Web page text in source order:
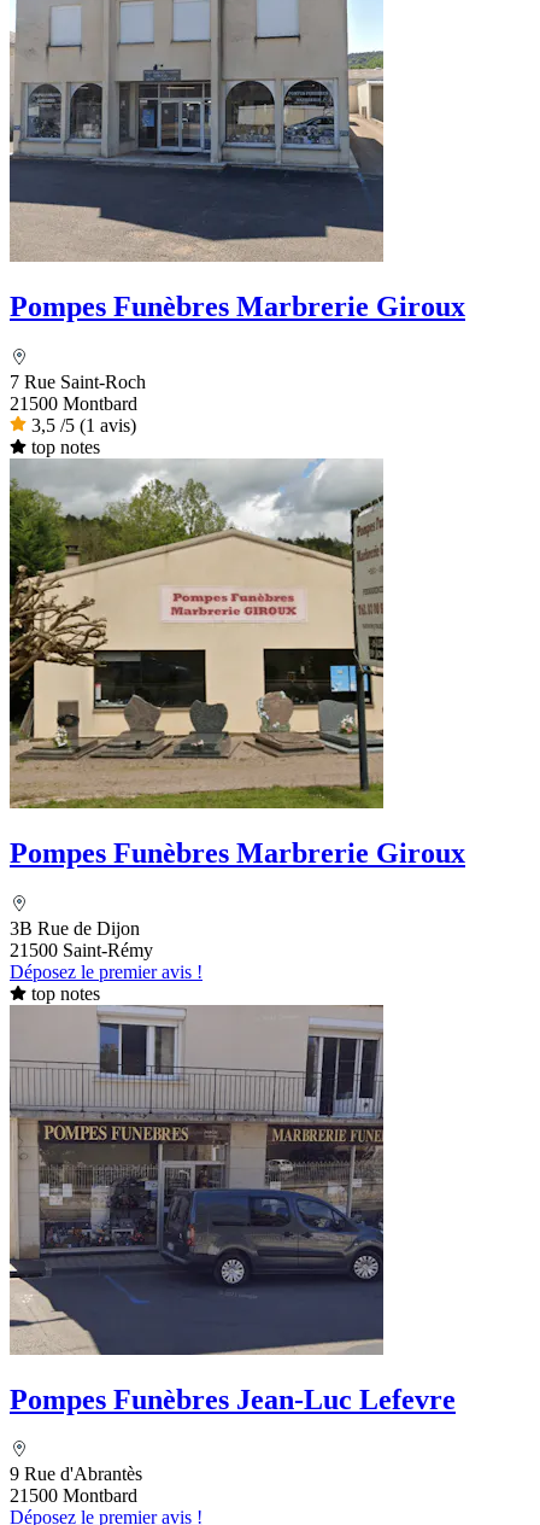
Pompes Funèbres Marbrerie Giroux
7 Rue Saint-Roch
21500 Montbard
3,5 /5 (1 avis)
top notes
Pompes Funèbres Marbrerie Giroux
3B Rue de Dijon
21500 Saint-Rémy
Déposez le premier avis !
top notes
Pompes Funèbres Jean-Luc Lefevre
9 Rue d'Abrantès
21500 Montbard
Déposez le premier avis !